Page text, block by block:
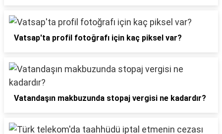
Vatsap'ta profil fotoğrafı için kaç piksel var?
Vatandaşın makbuzunda stopaj vergisi ne kadardır?